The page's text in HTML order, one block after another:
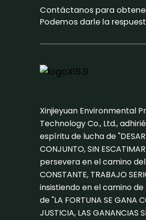
Sistema
térmico
RTO...
Contáctanos para
Podemos darle la
Xinjieyuan Environmental
Technology Co., Ltd.,
espíritu de lucha de
CONJUNTO, SIN ESCATIMAR
persevera en el camino del
CONSTANTE, TRABAJO
insistiendo en el camino de
de "LA FORTUNA SE GANA
JUSTICIA, LAS GANANCIAS